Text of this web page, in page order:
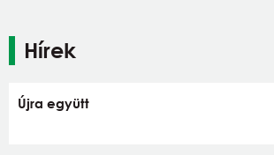
Hírek
Újra együtt